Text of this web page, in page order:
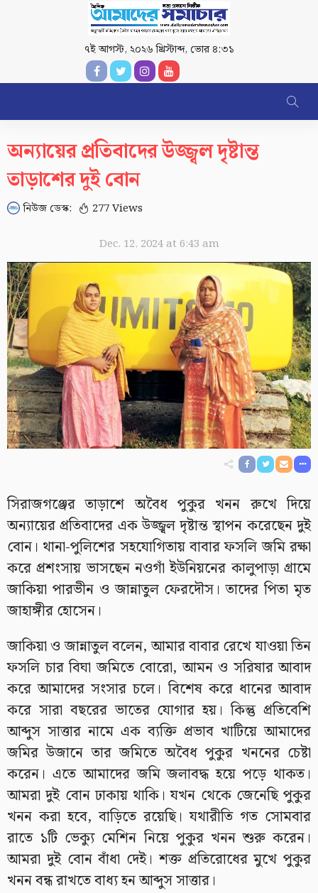
৭ই আগস্ট, ২০২৬ খ্রিস্টাব্দ, ভোর ৪:৩১
অন্যায়ের প্রতিবাদের উজ্জ্বল দৃষ্টান্ত
তাড়াশের দুই বোন
নিউজ ডেস্ক: 277 Views
Dec. 12, 2024 at 6:43 am
সিরাজগঞ্জের তাড়াশে অবৈধ পুকুর খনন রুখে দিয়ে
অন্যায়ের প্রতিবাদের এক উজ্জ্বল দৃষ্টান্ত স্থাপন করেছেন দুই
বোন। থানা-পুলিশের সহযোগিতায় বাবার ফসলি জমি রক্ষা
করে প্রশংসায় ভাসছেন নওগাঁ ইউনিয়নের কালুপাড়া গ্রামে
জাকিয়া পারভীন ও জান্নাতুল ফেরদৌস। তাদের পিতা মৃত
জাহাঙ্গীর হোসেন।
জাকিয়া ও জান্নাতুল বলেন, আমার বাবার রেখে যাওয়া তিন
ফসলি চার বিঘা জমিতে বোরো, আমন ও সরিষার আবাদ
করে আমাদের সংসার চলে। বিশেষ করে ধানের আবাদ
করে সারা বছরের ভাতের যোগার হয়। কিন্তু প্রতিবেশি
আব্দুস সাত্তার নামে এক ব্যক্তি প্রভাব খাটিয়ে আমাদের
জমির উজানে তার জমিতে অবৈধ পুকুর খননের চেষ্টা
করেন। এতে আমাদের জমি জলাবদ্ধ হয়ে পড়ে থাকত।
আমরা দুই বোন ঢাকায় থাকি। যখন থেকে জেনেছি পুকুর
খনন করা হবে, বাড়িতে রয়েছি। যথারীতি গত সোমবার
রাতে ১টি ভেক্যু মেশিন নিয়ে পুকুর খনন শুরু করেন।
আমরা দুই বোন বাঁধা দেই। শক্ত প্রতিরোধের মুখে পুকুর
খনন বন্ধ রাখতে বাধ্য হন আব্দুস সাত্তার।